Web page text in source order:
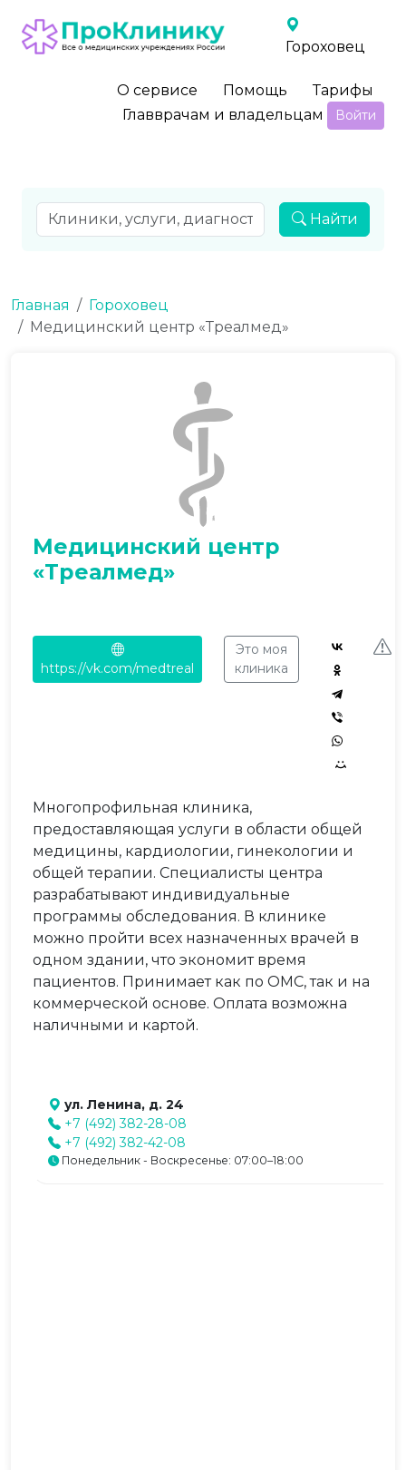
Гороховец
О сервисе Помощь
Тарифы
Главврачам и владельцам
Войти
Найти
Главная
Гороховец
Медицинский центр «Треалмед»
Медицинский центр
«Треалмед»
https://vk.com/medtreal
Это моя
клиника
Многопрофильная клиника,
предоставляющая услуги в области общей
медицины, кардиологии, гинекологии и
общей терапии. Специалисты центра
разрабатывают индивидуальные
программы обследования. В клинике
можно пройти всех назначенных врачей в
одном здании, что экономит время
пациентов. Принимает как по ОМС, так и на
коммерческой основе. Оплата возможна
наличными и картой.
ул. Ленина, д. 24
+7 (492) 382-28-08
+7 (492) 382-42-08
Понедельник - Воскресенье: 07:00–18:00